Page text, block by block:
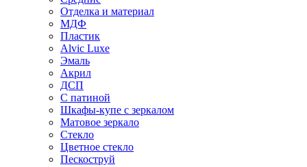
Отделка и материал
МДФ
Пластик
Alvic Luxe
Эмаль
Акрил
ДСП
С патиной
Шкафы-купе с зеркалом
Матовое зеркало
Стекло
Цветное стекло
Пескоструй